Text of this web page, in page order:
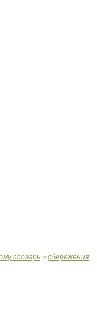
словарь > сбережения